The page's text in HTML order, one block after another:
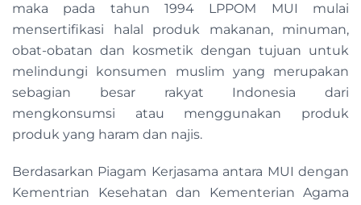
maka pada tahun 1994 LPPOM MUI mulai
mensertifikasi halal produk makanan, minuman,
obat-obatan dan kosmetik dengan tujuan untuk
melindungi konsumen muslim yang merupakan
sebagian besar rakyat Indonesia dari
mengkonsumsi atau menggunakan produk
produk yang haram dan najis.
Berdasarkan Piagam Kerjasama antara MUI dengan
Kementrian Kesehatan dan Kementerian Agama